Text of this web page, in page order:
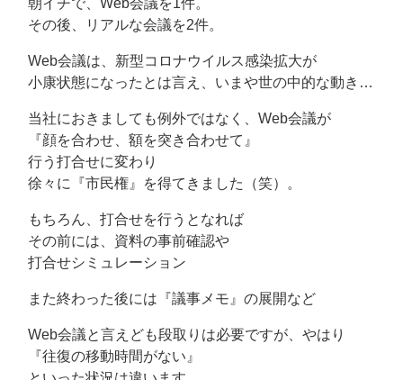
朝イチで、Web会議を1件。
その後、リアルな会議を2件。
Web会議は、新型コロナウイルス感染拡大が
小康状態になったとは言え、いまや世の中的な動き…
当社におきましても例外ではなく、Web会議が
『顔を合わせ、額を突き合わせて』
行う打合せに変わり
徐々に『市民権』を得てきました（笑）。
もちろん、打合せを行うとなれば
その前には、資料の事前確認や
打合せシミュレーション
また終わった後には『議事メモ』の展開など
Web会議と言えども段取りは必要ですが、やはり
『往復の移動時間がない』